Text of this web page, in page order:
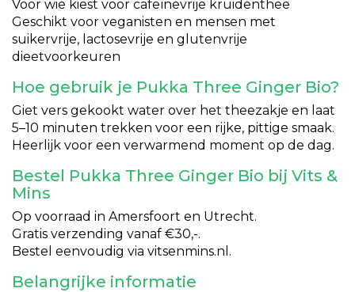
Voor wie kiest voor cafeïnevrije kruidenthee
Geschikt voor veganisten en mensen met
suikervrije, lactosevrije en glutenvrije
dieetvoorkeuren
Hoe gebruik je Pukka Three Ginger Bio?
Giet vers gekookt water over het theezakje en laat
5–10 minuten trekken voor een rijke, pittige smaak.
Heerlijk voor een verwarmend moment op de dag.
Bestel Pukka Three Ginger Bio bij Vits &
Mins
Op voorraad in Amersfoort en Utrecht.
Gratis verzending vanaf €30,-.
Bestel eenvoudig via vitsenmins.nl.
Belangrijke informatie